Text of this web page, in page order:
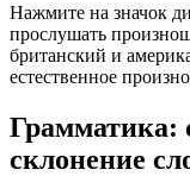
Нажмите на значок
прослушать
британский и
естественное
Грамматика:
склонение